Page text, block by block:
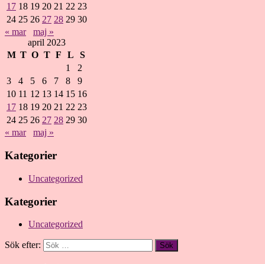
17 18 19 20 21 22 23
24 25 26 27 28 29 30
« mar
maj »
april 2023
M T O T F L
S
1
2
3
4 5 6 7 8
9
10 11 12 13 14 15 16
17 18 19 20 21 22 23
24 25 26 27 28 29 30
« mar
maj »
Kategorier
Uncategorized
Kategorier
Uncategorized
Sök efter: